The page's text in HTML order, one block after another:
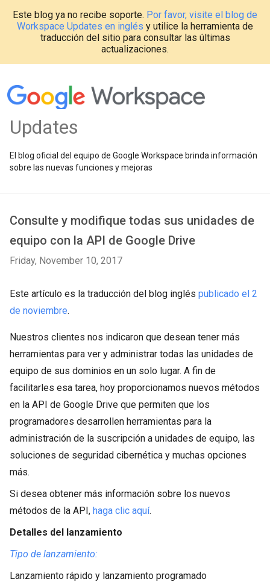
Este blog ya no recibe soporte. Por favor, visite el blog de
Workspace Updates en inglés y utilice la herramienta de
traducción del sitio para consultar las últimas
actualizaciones.
Updates
El blog oficial del equipo de Google Workspace brinda información
sobre las nuevas funciones y mejoras
Consulte y modifique todas sus unidades de
equipo con la API de Google Drive
Friday, November 10, 2017
Este artículo es la traducción del blog inglés publicado el 2
de noviembre.
Nuestros clientes nos indicaron que desean tener más
herramientas para ver y administrar todas las unidades de
equipo de sus dominios en un solo lugar. A fin de
facilitarles esa tarea, hoy proporcionamos nuevos métodos
en la API de Google Drive que permiten que los
programadores desarrollen herramientas para la
administración de la suscripción a unidades de equipo, las
soluciones de seguridad cibernética y muchas opciones
más.
Si desea obtener más información sobre los nuevos
métodos de la API, haga clic aquí.
Detalles del lanzamiento
Tipo de lanzamiento:
Lanzamiento rápido y lanzamiento programado